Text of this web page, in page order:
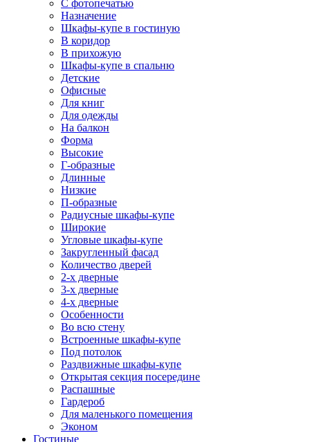
С фотопечатью
Назначение
Шкафы-купе в гостиную
В коридор
В прихожую
Шкафы-купе в спальню
Детские
Офисные
Для книг
Для одежды
На балкон
Форма
Высокие
Г-образные
Длинные
Низкие
П-образные
Радиусные шкафы-купе
Широкие
Угловые шкафы-купе
Закругленный фасад
Количество дверей
2-х дверные
3-х дверные
4-х дверные
Особенности
Во всю стену
Встроенные шкафы-купе
Под потолок
Раздвижные шкафы-купе
Открытая секция посередине
Распашные
Гардероб
Для маленького помещения
Эконом
Гостиные